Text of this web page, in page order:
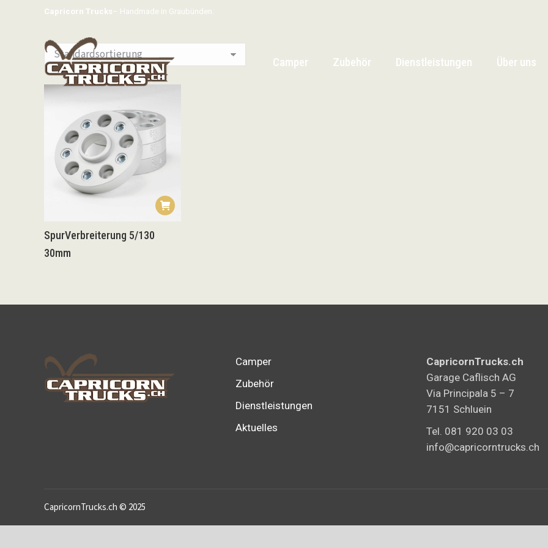
Capricorn Trucks– Handmade in Graubünden.
Camper Zubehör Dienstleistungen Über uns
SpurVerbreiterung 5/130
30mm
Camper
Zubehör
Dienstleistungen
Aktuelles
CapricornTrucks.ch
Garage Caflisch AG
Via Principala 5 – 7
7151 Schluein
Tel. 081 920 03 03
info@capricorntrucks.ch
CapricornTrucks.ch © 2025